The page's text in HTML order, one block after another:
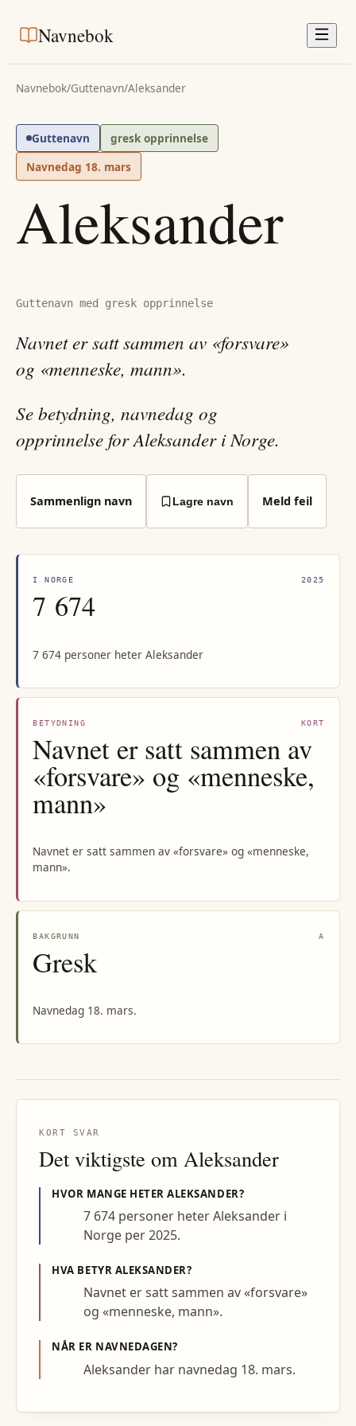
Navnebok
Navnebok/Guttenavn/Aleksander
Guttenavn
gresk opprinnelse
Navnedag 18. mars
Aleksander
Guttenavn med gresk opprinnelse
Navnet er satt sammen av «forsvare»
og «menneske, mann».
Se betydning, navnedag og
opprinnelse for Aleksander i Norge.
Sammenlign navn Lagre navn Meld feil
I NORGE 2025
7 674
7 674 personer heter Aleksander
BETYDNING KORT
Navnet er satt sammen av
«forsvare» og «menneske,
mann»
Navnet er satt sammen av «forsvare» og «menneske,
mann».
BAKGRUNN A
Gresk
Navnedag 18. mars.
KORT SVAR
Det viktigste om Aleksander
HVOR MANGE HETERALEKSANDER?
7 674 personer heter Aleksander i
Norge per 2025.
HVA BETYR ALEKSANDER?
Navnet er satt sammen av «forsvare»
og «menneske, mann».
NÅR ER NAVNEDAGEN?
Aleksander har navnedag 18. mars.